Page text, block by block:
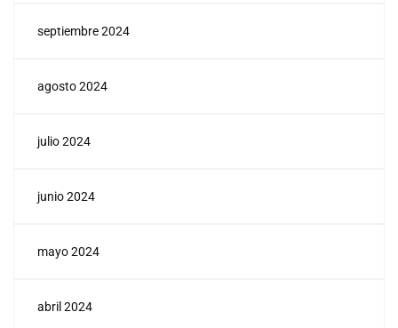
septiembre 2024
agosto 2024
julio 2024
junio 2024
mayo 2024
abril 2024